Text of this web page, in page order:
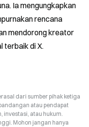
Ia mengungkapkan
rencana
mendorong kreator
terbaik di X.
dari sumber pihak ketiga
atau pendapat
investasi, atau hukum.
Mohon jangan hanya